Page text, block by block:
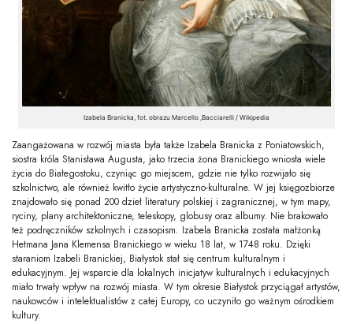
Izabela Branicka, fot. obrazu Marcello ,Bacciarelli / Wikipedia
Zaangażowana w rozwój miasta była także Izabela Branicka z Poniatowskich,
siostra króla Stanisława Augusta, jako trzecia żona Branickiego wniosła wiele
życia do Białegostoku, czyniąc go miejscem, gdzie nie tylko rozwijało się
szkolnictwo, ale również kwitło życie artystyczno-kulturalne. W jej księgozbiorze
znajdowało się ponad 200 dzieł literatury polskiej i zagranicznej, w tym mapy,
ryciny, plany architektoniczne, teleskopy, globusy oraz albumy. Nie brakowało
też podręczników szkolnych i czasopism. Izabela Branicka została małżonką
Hetmana Jana Klemensa Branickiego w wieku 18 lat, w 1748 roku. Dzięki
staraniom Izabeli Branickiej, Białystok stał się centrum kulturalnym i
edukacyjnym. Jej wsparcie dla lokalnych inicjatyw kulturalnych i edukacyjnych
miało trwały wpływ na rozwój miasta. W tym okresie Białystok przyciągał artystów,
naukowców i intelektualistów z całej Europy, co uczyniło go ważnym ośrodkiem
kultury.